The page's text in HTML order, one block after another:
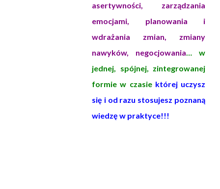
asertywności, zarządzania
emocjami, planowania i
wdrażania zmian, zmiany
nawyków, negocjowania… w
jednej, spójnej, zintegrowanej
formie w czasie której uczysz
się i od razu stosujesz poznaną
wiedzę w praktyce!!!